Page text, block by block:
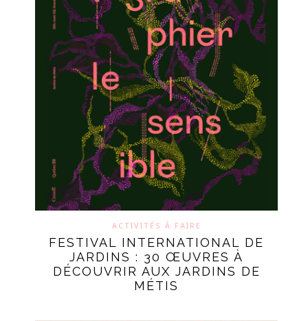
ACTIVITÉS À FAIRE
FESTIVAL INTERNATIONAL DE
JARDINS : 30 ŒUVRES À
DÉCOUVRIR AUX JARDINS DE
MÉTIS